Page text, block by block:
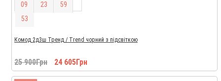
09 23 59
52
Комод 2д3ш Тренд / Trend чорний з підсвіткою
25 900Грн 24 605Грн